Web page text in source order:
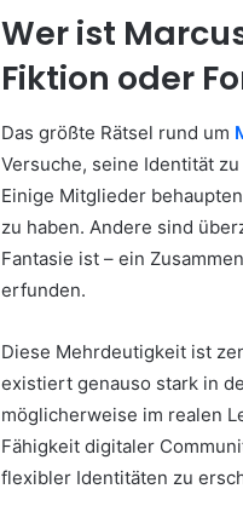
Wer ist
Fiktion oder
Das größte Rätsel rund um
Versuche, seine Identität
Einige Mitglieder
zu haben. Andere sind
Fantasie ist – ein
erfunden.
Diese Mehrdeutigkeit ist
existiert genauso stark in
möglicherweise im realen
Fähigkeit digitaler
flexibler Identitäten zu